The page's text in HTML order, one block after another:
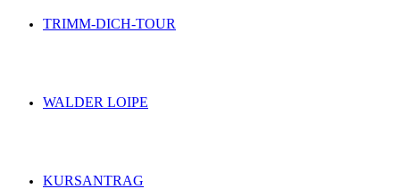
TRIMM-DICH-TOUR
WALDER LOIPE
KURSANTRAG